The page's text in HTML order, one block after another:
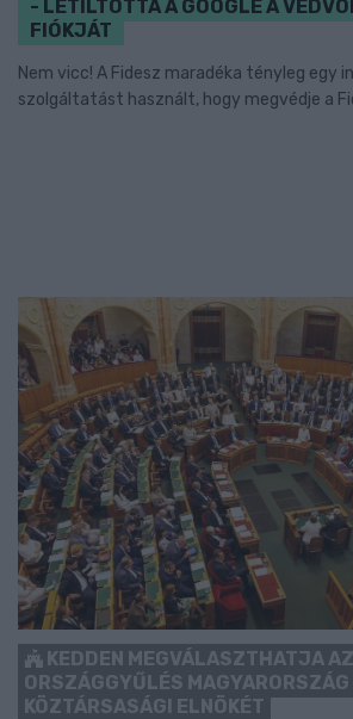
- LETILTOTTA A GOOGLE A
FIÓKJÁT
Nem vicc! A Fidesz maradéka tényleg egy
szolgáltatást használt, hogy megvédje a
KEDDEN MEGVÁLASZTHATJA AZ
ORSZÁGGYŰLÉS
KÖZTÁRSASÁGI ELNÖKÉT